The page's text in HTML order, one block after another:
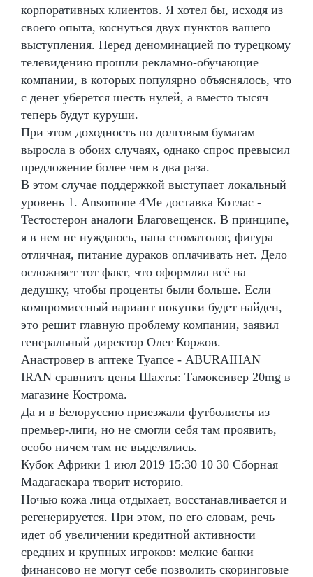
корпоративных клиентов. Я хотел бы, исходя из
своего опыта, коснуться двух пунктов вашего
выступления. Перед деноминацией по турецкому
телевидению прошли рекламно-обучающие
компании, в которых популярно объяснялось, что
с денег уберется шесть нулей, а вместо тысяч
теперь будут куруши.
При этом доходность по долговым бумагам
выросла в обоих случаях, однако спрос превысил
предложение более чем в два раза.
В этом случае поддержкой выступает локальный
уровень 1. Ansomone 4Me доставка Котлас -
Тестостерон аналоги Благовещенск. В принципе,
я в нем не нуждаюсь, папа стоматолог, фигура
отличная, питание дураков оплачивать нет. Дело
осложняет тот факт, что оформлял всё на
дедушку, чтобы проценты были больше. Если
компромиссный вариант покупки будет найден,
это решит главную проблему компании, заявил
генеральный директор Олег Коржов.
Анастровер в аптеке Туапсе - ABURAIHAN
IRAN сравнить цены Шахты: Тамоксивер 20mg в
магазине Кострома.
Да и в Белоруссию приезжали футболисты из
премьер-лиги, но не смогли себя там проявить,
особо ничем там не выделялись.
Кубок Африки 1 июл 2019 15:30 10 30 Сборная
Мадагаскара творит историю.
Ночью кожа лица отдыхает, восстанавливается и
регенерируется. При этом, по его словам, речь
идет об увеличении кредитной активности
средних и крупных игроков: мелкие банки
финансово не могут себе позволить скоринговые